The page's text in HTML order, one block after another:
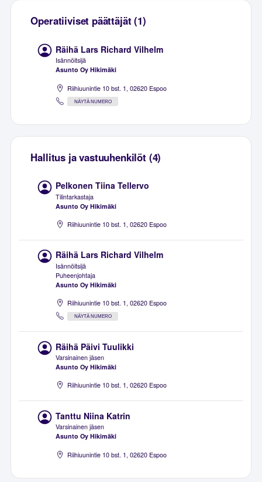
Operatiiviset päättäjät (1)
Räihä Lars Richard Vilhelm
Isännöitsijä
Asunto Oy Hikimäki
Riihiuunintie 10 bst. 1, 02620 Espoo
NÄYTÄ NUMERO
Hallitus ja vastuuhenkilöt (4)
Pelkonen Tiina Tellervo
Tilintarkastaja
Asunto Oy Hikimäki
Riihiuunintie 10 bst. 1, 02620 Espoo
Räihä Lars Richard Vilhelm
Isännöitsijä
Puheenjohtaja
Asunto Oy Hikimäki
Riihiuunintie 10 bst. 1, 02620 Espoo
NÄYTÄ NUMERO
Räihä Päivi Tuulikki
Varsinainen jäsen
Asunto Oy Hikimäki
Riihiuunintie 10 bst. 1, 02620 Espoo
Tanttu Niina Katrin
Varsinainen jäsen
Asunto Oy Hikimäki
Riihiuunintie 10 bst. 1, 02620 Espoo